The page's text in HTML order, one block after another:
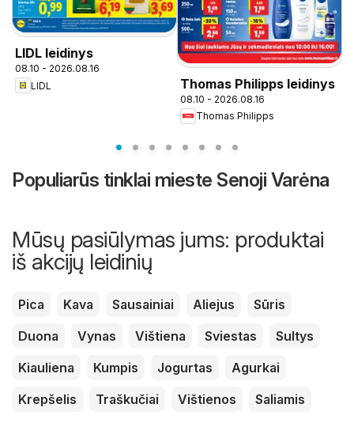
LIDL leidinys
08.10 - 2026.08.16
LIDL
Thomas Philipps leidinys
08.10 - 2026.08.16
Thomas Philipps
Populiarūs tinklai mieste Senoji Varėna
Mūsų pasiūlymas jums: produktai
iš akcijų leidinių
Pica Kava Sausainiai Aliejus
Sūris
Duona
Vynas Vištiena Sviestas
Sultys
Kiauliena
Kumpis Jogurtas
Agurkai
Krepšelis
Traškučiai Vištienos Saliamis